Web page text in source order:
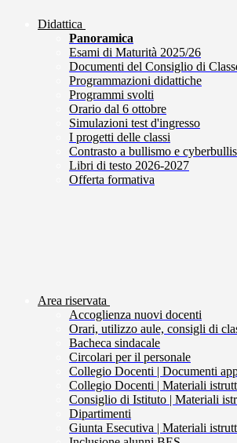
Didattica
Panoramica
Esami di Maturità 2025/26
Documenti del Consiglio di
Programmazioni didattiche
Programmi svolti
Orario dal 6 ottobre
Simulazioni test d'ingresso
I progetti delle classi
Contrasto a bullismo e
Libri di testo 2026-2027
Offerta formativa
Area riservata
Accoglienza nuovi docenti
Orari, utilizzo aule, consigli di
Bacheca sindacale
Circolari per il personale
Collegio Docenti | Documenti
Collegio Docenti | Materiali
Consiglio di Istituto | Materiali
Dipartimenti
Giunta Esecutiva | Materiali